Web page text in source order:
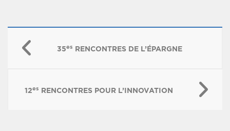
35es RENCONTRES DE L’ÉPARGNE
12es RENCONTRES POUR L’INNOVATION